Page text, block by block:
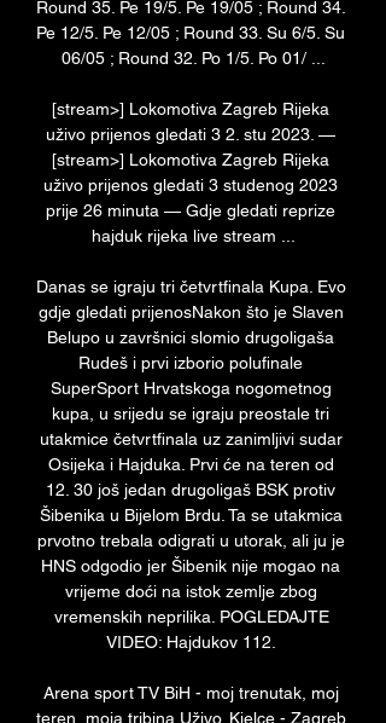
Round 35. Pe 19/5. Pe 19/05 ; Round 34.
Pe 12/5. Pe 12/05 ; Round 33. Su 6/5. Su
06/05 ; Round 32. Po 1/5. Po 01/ ...
[stream>] Lokomotiva Zagreb Rijeka
uživo prijenos gledati 3 2. stu 2023. —
[stream>] Lokomotiva Zagreb Rijeka
uživo prijenos gledati 3 studenog 2023
prije 26 minuta — Gdje gledati reprize
hajduk rijeka live stream ...
Danas se igraju tri četvrtfinala Kupa. Evo
gdje gledati prijenosNakon što je Slaven
Belupo u završnici slomio drugoligaša
Rudeš i prvi izborio polufinale
SuperSport Hrvatskoga nogometnog
kupa, u srijedu se igraju preostale tri
utakmice četvrtfinala uz zanimljivi sudar
Osijeka i Hajduka. Prvi će na teren od
12. 30 još jedan drugoligaš BSK protiv
Šibenika u Bijelom Brdu. Ta se utakmica
prvotno trebala odigrati u utorak, ali ju je
HNS odgodio jer Šibenik nije mogao na
vrijeme doći na istok zemlje zbog
vremenskih neprilika. POGLEDAJTE
VIDEO: Hajdukov 112.
Arena sport TV BiH - moj trenutak, moj
teren, moja tribina Uživo. Kielce - Zagreb.